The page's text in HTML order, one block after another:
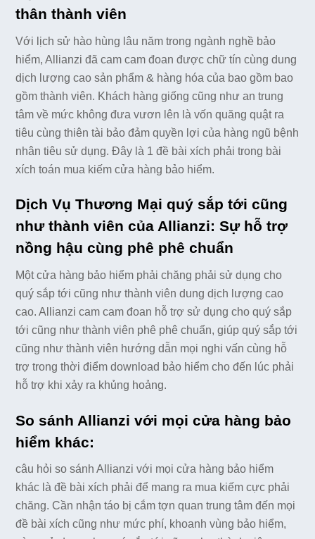
thân thành viên
Với lịch sử hào hùng lâu năm trong ngành nghề bảo
hiểm, Allianzi đã cam cam đoan được chữ tín cùng dung
dịch lượng cao sản phẩm & hàng hóa của bao gồm bao
gồm thành viên. Khách hàng giống cũng như an trung
tâm về mức không đưa vươn lên là vốn quăng quật ra
tiêu cùng thiên tài bảo đảm quyền lợi của hàng ngũ bệnh
nhân tiêu sử dụng. Đây là 1 đề bài xích phải trong bài
xích toán mua kiếm cửa hàng bảo hiểm.
Dịch Vụ Thương Mại quý sắp tới cũng
như thành viên của Allianzi: Sự hỗ trợ
nồng hậu cùng phê phê chuẩn
Một cửa hàng bảo hiểm phải chăng phải sử dụng cho
quý sắp tới cũng như thành viên dung dịch lượng cao
cao. Allianzi cam cam đoan hỗ trợ sử dụng cho quý sắp
tới cũng như thành viên phê phê chuẩn, giúp quý sắp tới
cũng như thành viên hướng dẫn mọi nghi vấn cùng hỗ
trợ trong thời điểm download bảo hiểm cho đến lúc phải
hỗ trợ khi xảy ra khủng hoảng.
So sánh Allianzi với mọi cửa hàng bảo
hiểm khác:
câu hỏi so sánh Allianzi với mọi cửa hàng bảo hiểm
khác là đề bài xích phải để mang ra mua kiếm cực phải
chăng. Cần nhận táo bị cắm tợn quan trung tâm đến mọi
đề bài xích cũng như mức phí, khoanh vùng bảo hiểm,